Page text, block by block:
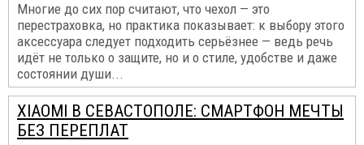
Многие до сих пор считают, что чехол — это
перестраховка, но практика показывает: к выбору этого
аксессуара следует подходить серьёзнее — ведь речь
идёт не только о защите, но и о стиле, удобстве и даже
состоянии души...
XIAOMI В СЕВАСТОПОЛЕ: СМАРТФОН МЕЧТЫ
БЕЗ ПЕРЕПЛАТ